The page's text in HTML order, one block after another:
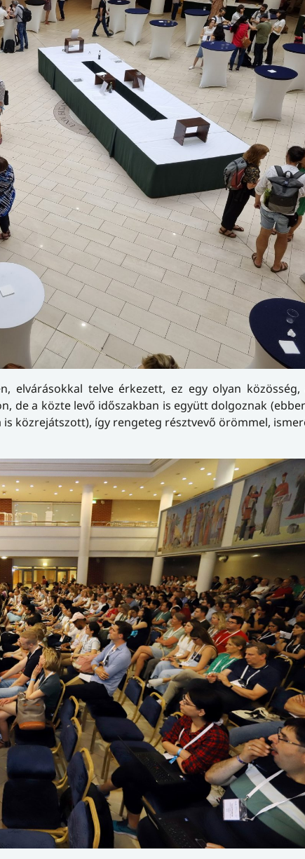
elvárásokkal telve érkezett, ez egy olyan közösség,
de a közte levő időszakban is együtt dolgoznak
közrejátszott), így rengeteg résztvevő örömmel,